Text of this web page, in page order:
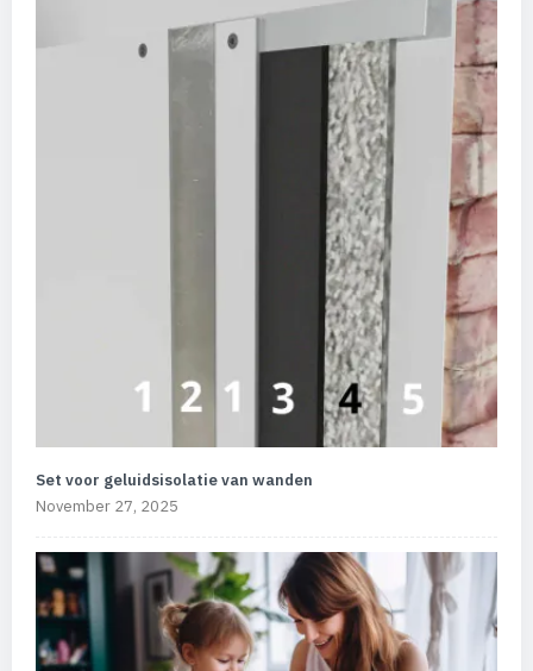
Set voor geluidsisolatie van wanden
November 27, 2025